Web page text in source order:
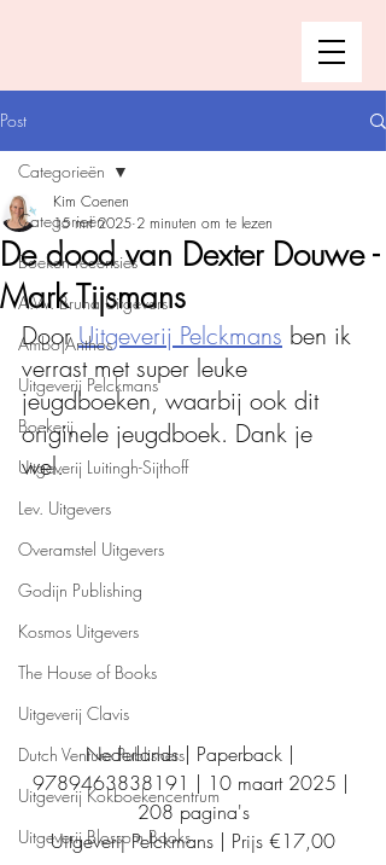
Post
Categorieën
Boeken recensies
A.W. Bruna Uitgevers
Ambo|Anthos
Uitgeverij Pelckmans
Boekerij
Uitgeverij Luitingh-Sijthoff
Lev. Uitgevers
Overamstel Uitgevers
Godijn Publishing
Kosmos Uitgevers
The House of Books
Uitgeverij Clavis
Dutch Venture Publishers
Uitgeverij Kokboekencentrum
Uitgeverij Blossom Books
Categorieën
De dood van Dexter Douwe -
Mark Tijsmans
Kim Coenen
15 mrt 2025 2 minuten om te lezen
Door Uitgeverij Pelckmans ben ik
verrast met super leuke
jeugdboeken, waarbij ook dit
originele jeugdboek. Dank je
wel.
Nederlands | Paperback |
9789463838191 | 10 maart 2025 |
208 pagina's
Uitgeverij Pelckmans | Prijs €17,00